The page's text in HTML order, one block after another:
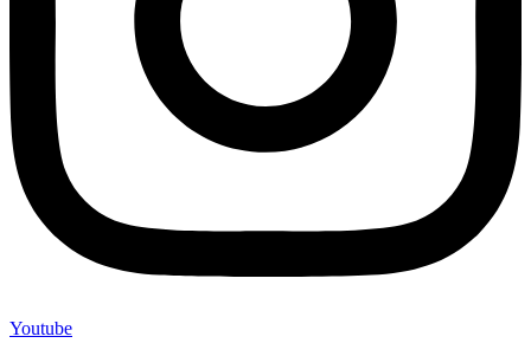
Youtube